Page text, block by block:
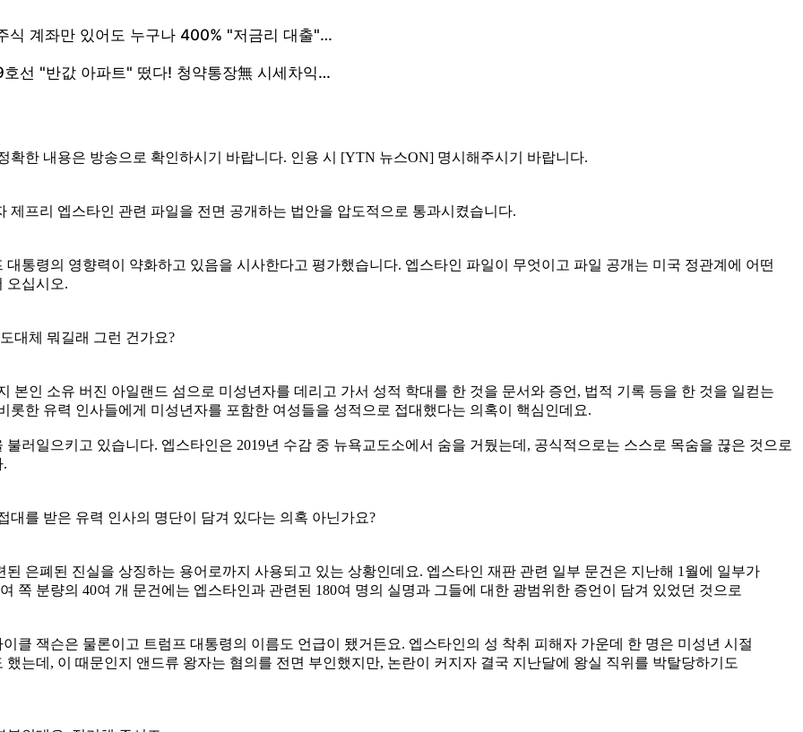
한 내용은 방송으로 확인하시기 바랍니다. 인용 시 [YTN 뉴스ON] 명시해주시기 바랍니다.
프리 엡스타인 관련 파일을 전면 공개하는 법안을 압도적으로 통과시켰습니다.
통령의 영향력이 약화하고 있음을 시사한다고 평가했습니다. 엡스타인 파일이 무엇이고 파일 공개는 미국 정관계에 어떤
오십시오.
대체 뭐길래 그런 건가요?
본인 소유 버진 아일랜드 섬으로 미성년자를 데리고 가서 성적 학대를 한 것을 문서와 증언, 법적 기록 등을 한 것을 일컫는
한 유력 인사들에게 미성년자를 포함한 여성들을 성적으로 접대했다는 의혹이 핵심인데요.
러일으키고 있습니다. 엡스타인은 2019년 수감 중 뉴욕교도소에서 숨을 거뒀는데, 공식적으로는 스스로 목숨을 끊은 것으로
.
를 받은 유력 인사의 명단이 담겨 있다는 의혹 아닌가요?
은폐된 진실을 상징하는 용어로까지 사용되고 있는 상황인데요. 엡스타인 재판 관련 일부 문건은 지난해 1월에 일부가
쪽 분량의 40여 개 문건에는 엡스타인과 관련된 180여 명의 실명과 그들에 대한 광범위한 증언이 담겨 있었던 것으로
클 잭슨은 물론이고 트럼프 대통령의 이름도 언급이 됐거든요. 엡스타인의 성 착취 피해자 가운데 한 명은 미성년 시절
는데, 이 때문인지 앤드류 왕자는 혐의를 전면 부인했지만, 논란이 커지자 결국 지난달에 왕실 직위를 박탈당하기도